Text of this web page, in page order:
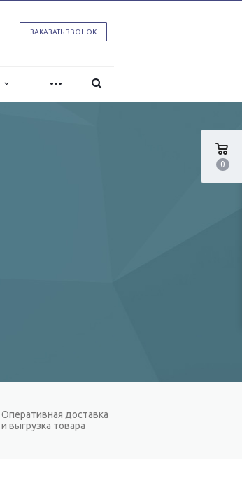
0
ЗАКАЗАТЬ ЗВОНОК
...
Оперативная доставка
и выгрузка товара